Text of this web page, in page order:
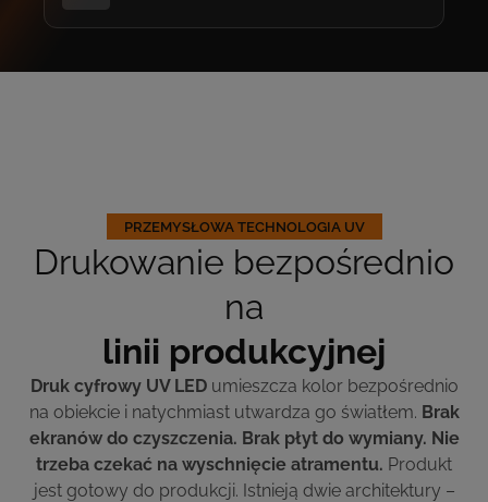
PRZEMYSŁOWA TECHNOLOGIA UV
Drukowanie bezpośrednio
na
linii produkcyjnej
Druk cyfrowy UV LEDumieszcza kolor bezpośrednio
na obiekcie i natychmiast utwardza go światłem. Brak
ekranów do czyszczenia. Brak płyt do wymiany. Nie
trzeba czekać na wyschnięcie atramentu. Produkt
jest gotowy do produkcji. Istnieją dwie architektury –